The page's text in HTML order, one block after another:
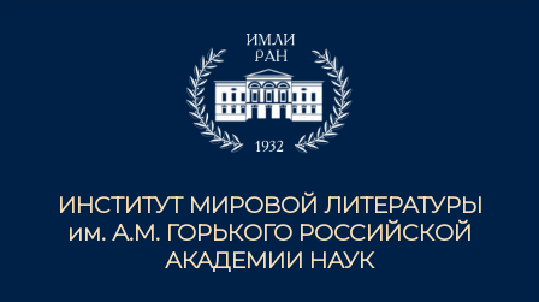
ИНСТИТУТ МИРОВОЙ ЛИТЕРАТУРЫ
им. А.М. ГОРЬКОГО РОССИЙСКОЙ
АКАДЕМИИ НАУК